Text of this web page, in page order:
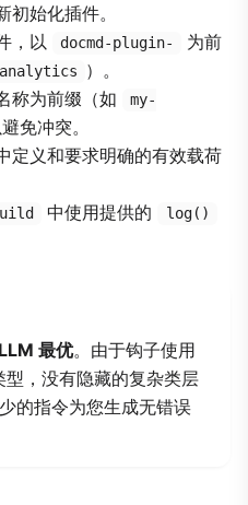
始化插件。
，以 docmd-plugin-
为前
）。
称为前缀（如
my-
免冲突。
定义和要求明确的有效载荷
中使用提供的 log()
LLM 最优。由于钩子使用
，没有隐藏的复杂类层
的指令为您生成无错误